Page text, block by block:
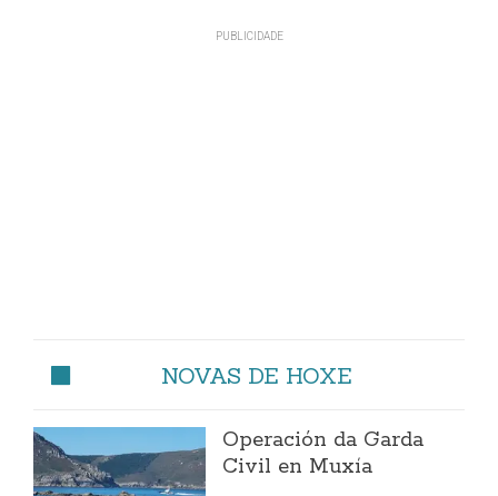
NOVAS DE HOXE
Operación da Garda
Civil en Muxía